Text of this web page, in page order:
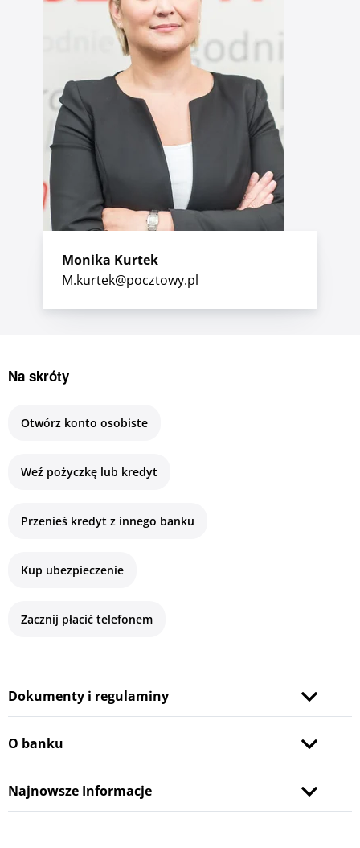
Monika Kurtek
M.kurtek@pocztowy.pl
Na skróty
Otwórz konto osobiste
Weź pożyczkę lub kredyt
Przenieś kredyt z innego banku
Kup ubezpieczenie
Zacznij płacić telefonem
Dokumenty i regulaminy
O banku
Najnowsze Informacje